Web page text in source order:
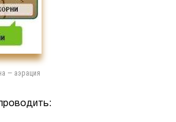
— аэрация